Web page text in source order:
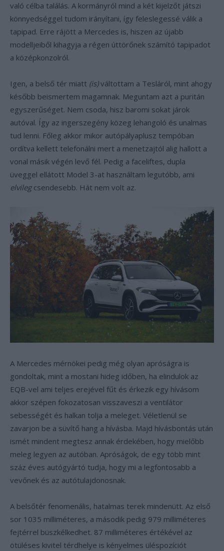
való célba találás. A kormányról mind a két kijelzőt játszi
könnyedséggel tudom irányítani, így feleslegessé válik a
tapipad. Erre rájött a Mercedes is, hiszen az újabb
modelljeiből kihagyja a régen úttörőnek számító tapipadot
a középkonzolról.
Igen, a belső tér miatt (is)váltottam a Tesláról, mint ahogy
később beismertem magamnak. Meguntam azt a puritán
egyszerűséget. Nem csoda, hisz baromi sokat járok
autóval. Így az ingerszegény közeg lehangoló és unalmas
tud lenni. Főleg akkor mikor autópályaplusz tempóban
ordítva kellett telefonálni mert a menetzajtól alig hallott a
vonal másik végén levő fél. Pedig a faceliftes, dupla
üveggel ellátott Model 3-at használtam legutóbb, ami
elvilegcsendesebb. Hát nem volt az.
A Mercedes mérnökei pedig még olyan apróságra is
gondoltak, mint a mostani hideg időben, ha elindulok az
EQB-vel ami teljes erejével fűt és érkezik egy hívásom
akkor szépen fokozatosan visszaveszi a ventilátor
sebességét és halkan tolja a meleget. Véletlenül se
zavarjon be a süvítő hang a hívásba. Majd hívásbontás után
ismét mindent megtesz annak érdekében, hogy mielőbb
meleg legyen az autóban. Apróságok, de egy több mint
száz éves autógyártó tudja, hogy mi a legfontosabb a
vevőnek és az autótulajdonosnak.
A belsőtér fenomenális, hatalmas terek mindenütt. Az első
sor 1035 milliméteres, a második pedig 979 milliméteres
fejtérrel büszkélkedhet. 87 milliméteres értékével az
ötüléses kivitel térdhelye is kényelmes üléspozíciót